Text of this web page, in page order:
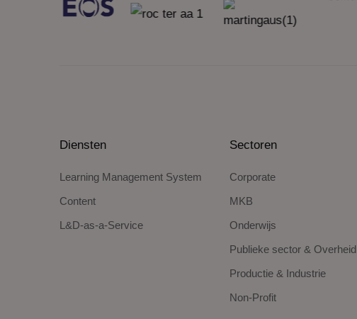
Diensten
Learning Management System
Content
L&D-as-a-Service
Sectoren
Corporate
MKB
Onderwijs
Publieke sector & Overheid
Productie & Industrie
Non-Profit